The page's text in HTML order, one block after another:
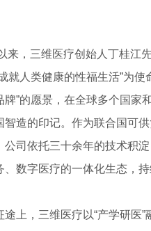
来，三维医疗创始人丁桂江
就人类健康的性福生活”为使
牌”的愿景，在全球多个国家
智造的印记。作为联合国可
公司依托三十余年的技术积
数字医疗的一体化生态，持
上，三维医疗以“产学研医”